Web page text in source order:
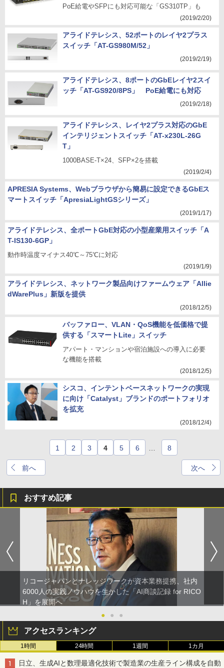
PoE給電やSFPにも対応可能な「GS310TP」も
(2019/2/20)
アライドテレシス、52ポートのレイヤ2プラス
スイッチ「AT-GS980M/52」
(2019/2/19)
アライドテレシス、8ポートのGbEレイヤ2スイ
ッチ「AT-GS920/8PS」 PoE給電にも対応
(2019/2/18)
アライドテレシス、レイヤ2プラス対応のGbE
インテリジェントスイッチ「AT-x230L-26G
T」
1000BASE-T×24、SFP×2を搭載
(2019/2/4)
APRESIA Systems、Webブラウザから簡易に設定できるGbEス
マートスイッチ「ApresiaLightGSシリーズ」
(2019/1/17)
アライドテレシス、全ポートGbE対応の小型産業用スイッチ「A
T-IS130-6GP」
動作時温度マイナス40℃～75℃に対応
(2019/1/9)
アライドテレシス、ネットワーク製品向けファームウェア「Allie
dWarePlus」新版を提供
(2018/12/5)
バッファロー、VLAN・QoS機能を低価格で提
供する「スマートLite」スイッチ
アパート・マンションや宿泊施設への導入に必要
な機能を搭載
(2018/12/5)
シスコ、インテントベースネットワークの実現
に向け「Catalyst」ブランドのポートフォリオ
を拡充
(2018/12/4)
前へ
1 2 3 4 5 6 8
次へ
おすすめ記事
リコージャパンとナレッジワークが資本業務提携、社内
6000人の実践ノウハウを生かした「AI商談記録 for RICO
H」を展開へ
●
● ●
アクセスランキング
1時間 24時間 1週間 1カ月
日立、生成AIと数理最適化技術で製造業の生産ライン構成を自動